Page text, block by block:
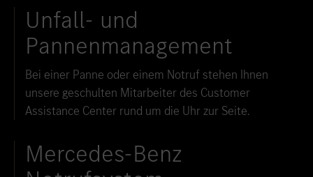
Unfall- und
Pannenmanagement
Bei einer Panne oder einem Notruf stehen Ihnen
unsere geschulten Mitarbeiter des Customer
Assistance Center rund um die Uhr zur Seite.
Mercedes-Benz